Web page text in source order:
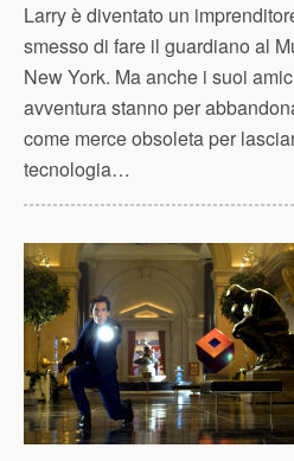
Larry è diventato un
smesso di fare il guardiano al
New York. Ma anche i suoi
avventura stanno per
come merce obsoleta per
tecnologia…